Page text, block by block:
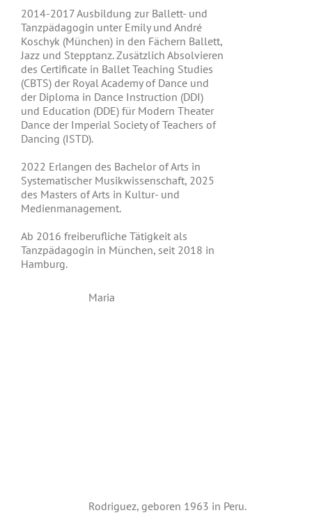
2014-2017 Ausbildung zur Ballett- und
Tanzpädagogin unter Emily und André
Koschyk (München) in den Fächern Ballett,
Jazz und Stepptanz. Zusätzlich Absolvieren
des Certificate in Ballet Teaching Studies
(CBTS) der Royal Academy of Dance und
der Diploma in Dance Instruction (DDI)
und Education (DDE) für Modern Theater
Dance der Imperial Society of Teachers of
Dancing (ISTD).
2022 Erlangen des Bachelor of Arts in
Systematischer Musikwissenschaft, 2025
des Masters of Arts in Kultur- und
Medienmanagement.
Ab 2016 freiberufliche Tätigkeit als
Tanzpädagogin in München, seit 2018 in
Hamburg.
Maria
Rodriguez, geboren 1963 in Peru.